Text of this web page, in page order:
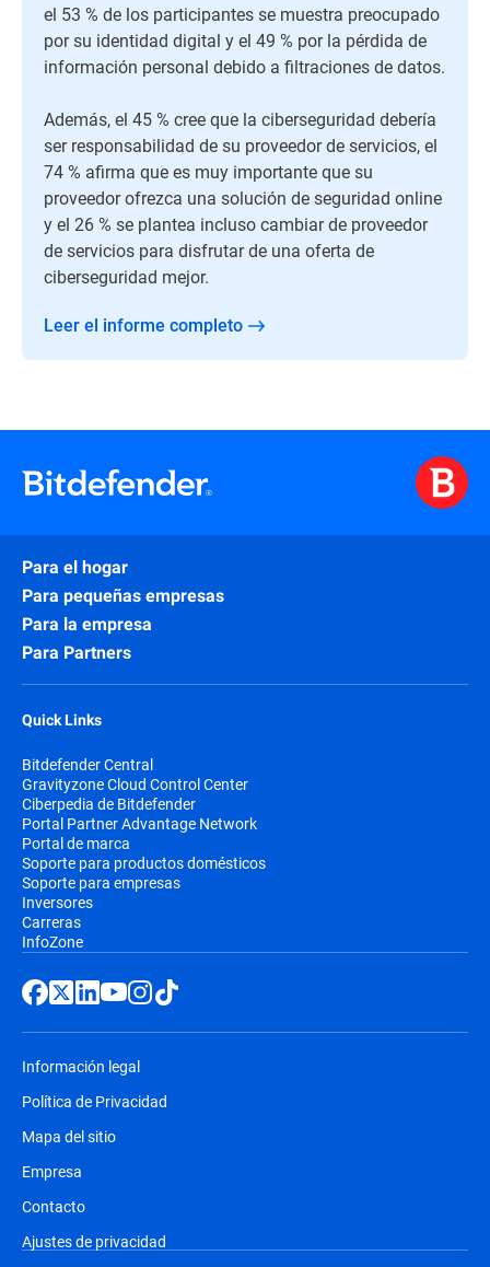
el 53 % de los participantes se muestra preocupado
por su identidad digital y el 49 % por la pérdida de
información personal debido a filtraciones de datos.
Además, el 45 % cree que la ciberseguridad debería
ser responsabilidad de su proveedor de servicios, el
74 % afirma que es muy importante que su
proveedor ofrezca una solución de seguridad online
y el 26 % se plantea incluso cambiar de proveedor
de servicios para disfrutar de una oferta de
ciberseguridad mejor.
Leer el informe completo
Para el hogar
Para pequeñas empresas
Para la empresa
Para Partners
Quick Links
Bitdefender Central
Gravityzone Cloud Control Center
Ciberpedia de Bitdefender
Portal Partner Advantage Network
Portal de marca
Soporte para productos domésticos
Soporte para empresas
Inversores
Carreras
InfoZone
Información legal
Política de Privacidad
Mapa del sitio
Empresa
Contacto
Ajustes de privacidad